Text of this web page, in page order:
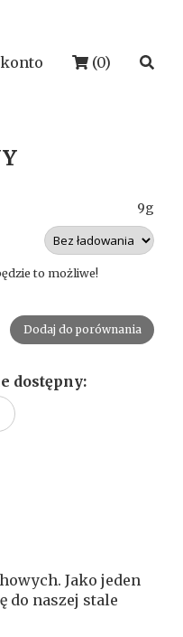
(0)
9g
to możliwe!
Dodaj do porównania
dostępny:
Jako jeden
do naszej stale